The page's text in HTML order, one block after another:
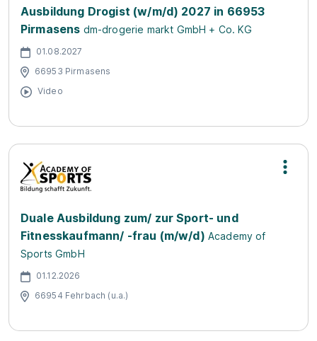
Ausbildung Drogist (w/m/d) 2027 in 66953
Pirmasens dm-drogerie markt GmbH + Co. KG
01.08.2027
66953 Pirmasens
Video
Duale Ausbildung zum/ zur Sport- und
Fitnesskaufmann/ -frau (m/w/d) Academy of
Sports GmbH
01.12.2026
66954 Fehrbach (u.a.)